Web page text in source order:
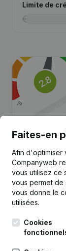
Limite de
Vous
?
Consulter
granulaires
Faites-en
Afin d'optimiser
Companyweb
vous utilisez ce
vous permet de
vous donne le
utilisées.
Cookies